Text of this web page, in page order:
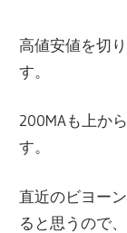
高値安値を切
す。
200MAも上か
す。
直近のビヨー
ると思うので